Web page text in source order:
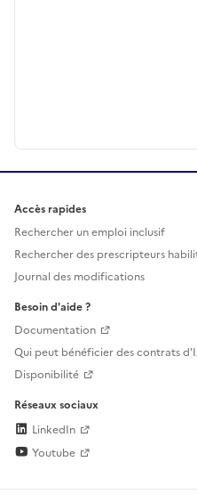
Accès rapides
Rechercher un emploi inclusif
Rechercher des prescripteurs
Journal des modifications
Besoin d'aide ?
Documentation
Qui peut bénéficier des contrats
Disponibilité
Réseaux sociaux
LinkedIn
Youtube